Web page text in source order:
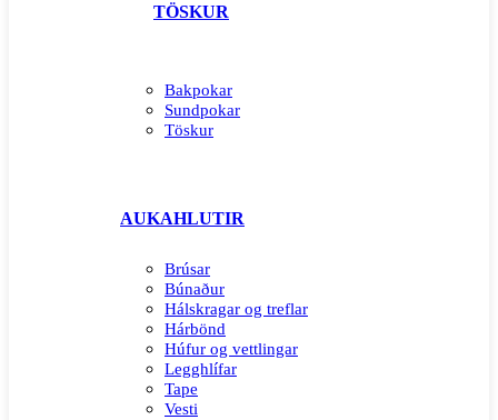
TÖSKUR
Bakpokar
Sundpokar
Töskur
AUKAHLUTIR
Brúsar
Búnaður
Hálskragar og treflar
Hárbönd
Húfur og vettlingar
Legghlífar
Tape
Vesti